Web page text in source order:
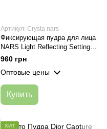
Артикул: Crysta nars
Фиксирующая пудра для лица
NARS Light Reflecting Setting
Powder Pressed Crystal 10g
960 грн
Оптовые цены
Купить
ХИТ